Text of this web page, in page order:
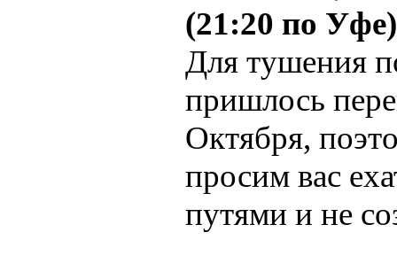
(21:20 по Уфе)
Для тушения
пришлось
Октября,
просим вас
путями и не